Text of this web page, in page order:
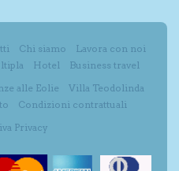
Chi siamo
Lavora con noi
Hotel
Business travel
alle Eolie
Villa Teodolinda
Condizioni contrattuali
Privacy